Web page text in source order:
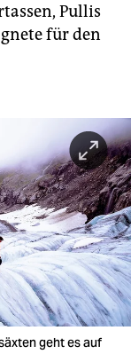
Pullis
für den
geht es auf